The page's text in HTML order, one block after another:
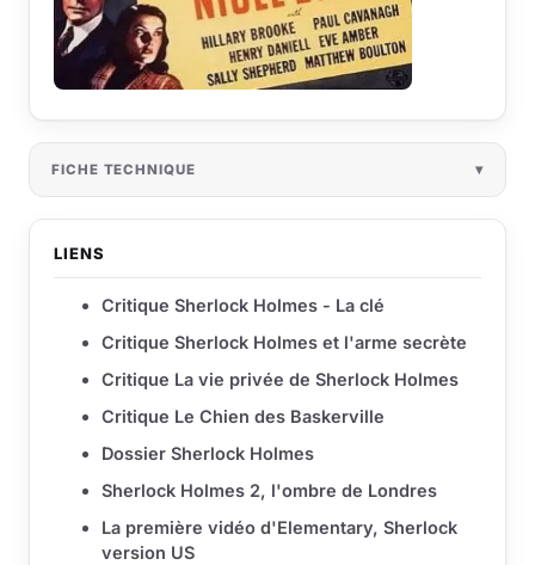
FICHE TECHNIQUE
LIENS
Critique Sherlock Holmes - La clé
Critique Sherlock Holmes et l'arme secrète
Critique La vie privée de Sherlock Holmes
Critique Le Chien des Baskerville
Dossier Sherlock Holmes
Sherlock Holmes 2, l'ombre de Londres
La première vidéo d'Elementary, Sherlock
version US